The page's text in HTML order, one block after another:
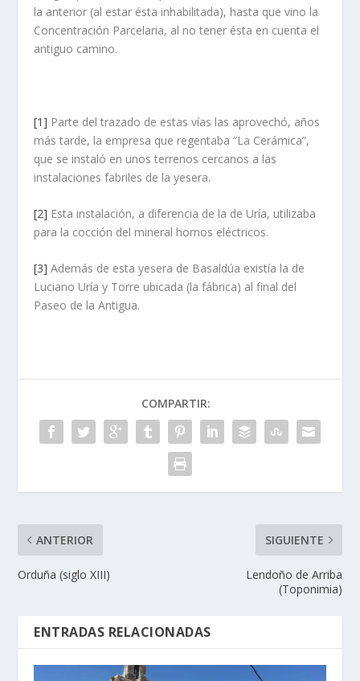
la anterior (al estar ésta inhabilitada), hasta que vino la
Concentración Parcelaria, al no tener ésta en cuenta el
antiguo camino.
[1] Parte del trazado de estas vías las aprovechó, años
más tarde, la empresa que regentaba “La Cerámica”,
que se instaló en unos terrenos cercanos a las
instalaciones fabriles de la yesera.
[2] Esta instalación, a diferencia de la de Uría, utilizaba
para la cocción del mineral hornos eléctricos.
[3] Además de esta yesera de Basaldúa existía la de
Luciano Uría y Torre ubicada (la fábrica) al final del
Paseo de la Antigua.
COMPARTIR:
ANTERIOR
Orduña (siglo XIII)
SIGUIENTE
Lendoño de Arriba
(Toponimia)
ENTRADAS RELACIONADAS